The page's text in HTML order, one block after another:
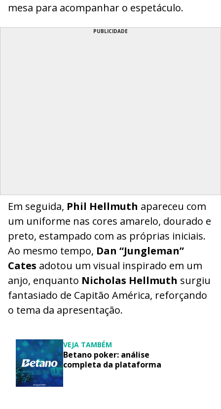
mesa para acompanhar o espetáculo.
PUBLICIDADE
Em seguida, Phil Hellmuth apareceu com
um uniforme nas cores amarelo, dourado e
preto, estampado com as próprias iniciais.
Ao mesmo tempo, Dan “Jungleman”
Cates adotou um visual inspirado em um
anjo, enquanto Nicholas Hellmuth surgiu
fantasiado de Capitão América, reforçando
o tema da apresentação.
VEJA TAMBÉM
Betano poker: análise
completa da plataforma